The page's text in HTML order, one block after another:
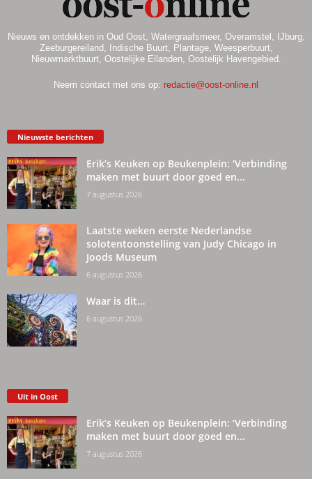
Nieuws en ontdekken in Oud Oost, Watergraafsmeer, Overamstel, IJburg,
Zeeburgereiland, Indische Buurt, Plantage, Weesperbuurt,
Nieuwmarktbuurt, Oostelijke Eilanden, Oostelijk Havengebied.
Neem contact met ons op: redactie@oost-online.nl
Nieuwste berichten
Erik’s Keuken op Beukenplein: ‘Verbinding
maken met buurt door goed en...
7 augustus 2026
Laatste weken eerste Nederlandse
solotentoonstelling van Judy Chicago in
Joods Museum
6 augustus 2026
Waar is dit…
6 augustus 2026
Uit in Oost
Erik’s Keuken op Beukenplein: ‘Verbinding
maken met buurt door goed en...
7 augustus 2026